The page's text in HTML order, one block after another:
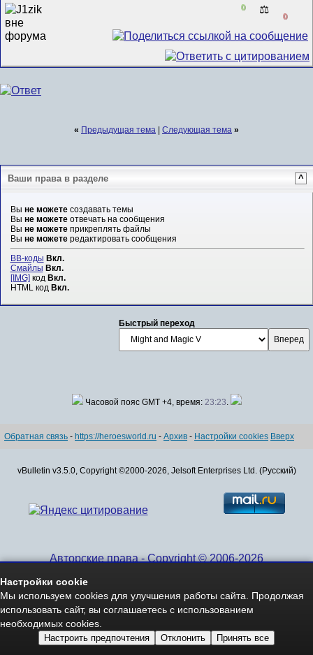
0 ⚖️
0
« Предыдущая тема Следующая тема »
Ваши права в разделе ^
Вы не можетесоздавать темы
Вы не можетеотвечать на сообщения
Вы не можетеприкреплять файлы
Вы не можетередактировать сообщения
BB-коды Вкл.
Смайлы Вкл.
[IMG]код Вкл.
HTML код Вкл.
Быстрый переход
Часовой пояс GMT +4, время: 23:23.
Обратная связь - https://heroesworld.ru - Архив - Настройки cookies Вверх
vBulletin v3.5.0, Copyright ©2000-2026, Jelsoft Enterprises Ltd. (Русский)
Авторские права - Copyright © 2006-2026
Настройки cookie
Мы используем cookies для улучшения работы сайта. Продолжая
использовать сайт, вы соглашаетесь с использованием
необходимых cookies.
Настроить предпочтения Отклонить Принять все